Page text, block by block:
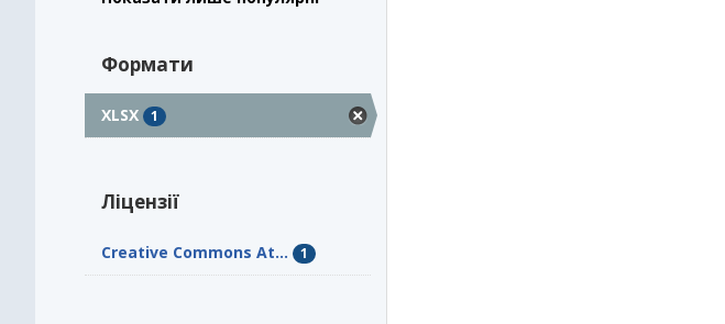
Формати
XLSX 1
Ліцензії
Creative Commons At... 1